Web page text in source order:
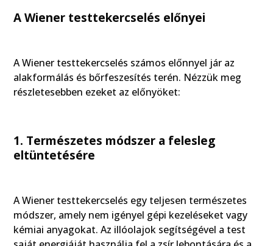
A Wiener testtekercselés előnyei
A Wiener testtekercselés számos előnnyel jár az
alakformálás és bőrfeszesítés terén. Nézzük meg
részletesebben ezeket az előnyöket:
1. Természetes módszer a felesleg
eltüntetésére
A Wiener testtekercselés egy teljesen természetes
módszer, amely nem igényel gépi kezeléseket vagy
kémiai anyagokat. Az illóolajok segítségével a test